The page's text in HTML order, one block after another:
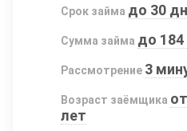
Срок займа до 30
Сумма займа до 184
Рассмотрение 3
Возраст заёмщика
лет